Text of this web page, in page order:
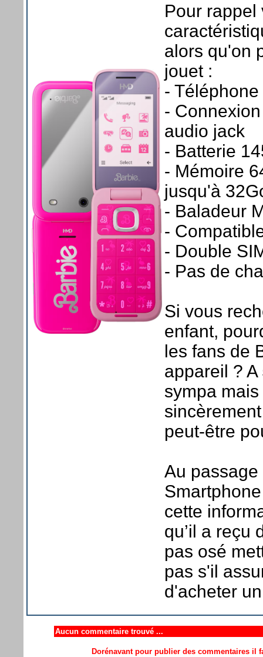
Pour rappel
alors qu'on
jouet :
-
-
audio jack
- Batterie
- Mémoire
jusqu'à
- Baladeur
-
- Double
- Pas de
Si vous
enfant,
les fans de
appareil ?
sympa
peut-être
Au
cette
qu’il a reçu
pas osé
pas s'il
d'acheter
Aucun commentaire trouvé ...
Dorénavant pour publier des commentaires il